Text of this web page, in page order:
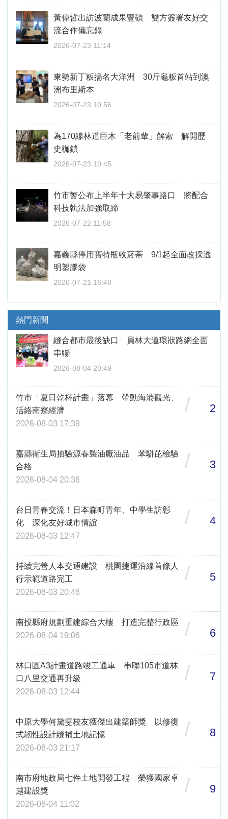
黃偉哲出訪波蘭成果豐碩 雙方簽署友好交
流合作備忘錄
2026-07-23 11:14
東勢新丁粄揚名大洋洲 30斤龜粄首站到澳
洲布里斯本
2026-07-23 10:56
為170線林道巨木「老前輩」解索 解開歷
史枷鎖
2026-07-23 10:45
竹市警公布上半年十大易肇事路口 將配合
科技執法加強取締
2026-07-22 11:58
嘉義縣停用寶特瓶收菸蒂 9/1起全面改採透
明塑膠袋
2026-07-21 16:48
熱門新聞
縫合都市最後缺口 員林大道環狀路網全面
串聯
2026-08-04 20:49
竹市「夏日乾杯計畫」落幕 帶動海港觀光、
活絡南寮經濟
2026-08-03 17:39
/ 2
嘉縣衛生局抽驗源春製油廠油品 苯駢芘檢驗
合格
2026-08-04 20:36
/ 3
台日青春交流！日本森町青年、中學生訪彰
化 深化友好城市情誼
2026-08-03 12:47
/ 4
持續完善人本交通建設 桃園捷運沿線首條人
行示範道路完工
2026-08-03 20:48
/ 5
南投縣府規劃重建綜合大樓 打造完整行政區
2026-08-04 19:06
/ 6
林口區A3計畫道路竣工通車 串聯105市道林
口八里交通再升級
2026-08-03 12:44
/ 7
中原大學何黛雯校友獲傑出建築師獎 以修復
式韌性設計縫補土地記憶
2026-08-03 21:17
/ 8
南市府地政局七件土地開發工程 榮獲國家卓
越建設獎
2026-08-04 11:02
/ 9